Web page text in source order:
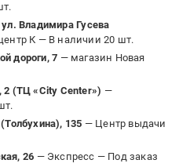
Владимира Гусева
К — В наличии 20 шт.
дороги, 7 — магазин Новая
2 (ТЦ «City Center») —
135 — Центр выдачи
26 — Экспресс — Под заказ